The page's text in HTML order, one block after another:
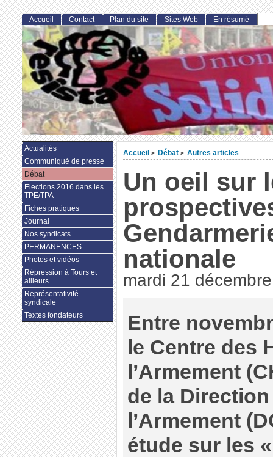
Accueil > Débat > Autres articles
Un oeil sur
nationale
mardi 21
Entre
le Centre des
l’Armement
de la
l’Armement
étude sur les
Accueil Contact Plan du site Sites Web En résumé
Actualités
Communiqué de presse
Débat
Elections 2016 dans les
TPE/TPA
Fiches pratiques
Journal
Nos syndicats
PERMANENCES
Photos et vidéos
Répression à Tours et
ailleurs.
Représentativité
syndicale
Textes fondateurs